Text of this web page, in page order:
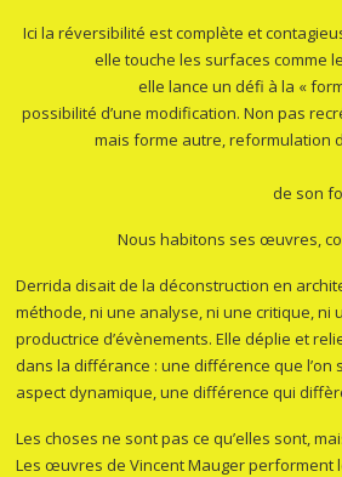
Ici la réversibilité est
elle touche les surfaces
elle lance un défi à la « forme
possibilité d’une modification. Non pas
mais forme autre, reformulation
de son
Nous habitons ses œuvres,
Derrida disait de la déconstruction en
méthode, ni une analyse, ni une critique, ni
productrice d’évènements. Elle déplie et
dans la différance : une différence que l’on
aspect dynamique, une différence qui
Les choses ne sont pas ce qu’elles sont,
Les œuvres de Vincent Mauger performent